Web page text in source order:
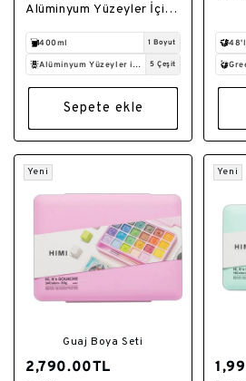
Alüminyum Yüzeyler İçin
T2450
400ml 1 Boyut
Alüminyum Yüzeyler için 5 Çeşit
Sepete ekle
Yeni
Guaj Boya Seti
2,790.00TL
Yeni